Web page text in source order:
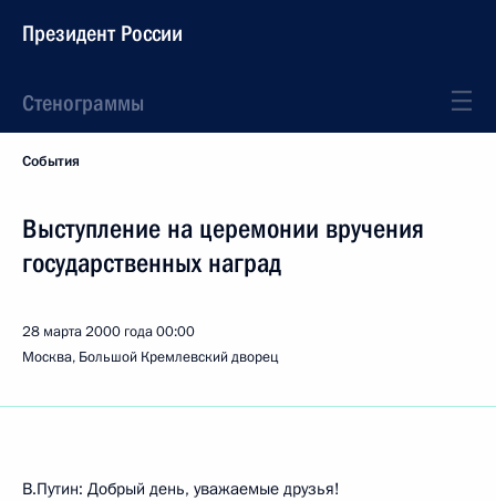
Президент России
Стенограммы
События
Выступление на церемонии вручения
государственных наград
28 марта 2000 года00:00
Москва, Большой Кремлевский дворец
В.Путин: Добрый день, уважаемые друзья!